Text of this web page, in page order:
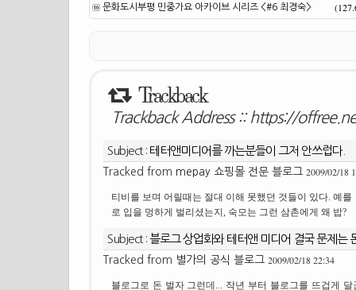
문화도시부평 민중가요 아카이브 시리즈 <#6 최경숙>
Trackback
Trackback Address :: https://
Subject : 테터앤미디어를 까는분들이 그저 안쓰럽다.
Tracked from mepay 쇼핑몰 전문 블로그 2009/02/18
티비를 보며 어릴때는 절대 이해 못했던 것들이 있다. 예
로 입을 멍하게 벌리셨는지, 숙모는 그런 삼촌에게 왜 밥?
Subject : 블로그 상업화와 테터앤 미디어 결국 문제는
Tracked from 별가의 공식 블로그 2009/02/18 22:34
블로그로 돈 벌자 그런데... 작년 부터 블로그를 뜨겁게